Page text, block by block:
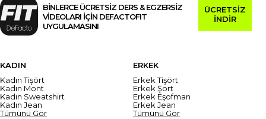
BİNLERCE ÜCRETSİZ DERS & EGZERSİZ
VİDEOLARI İÇİN DEFACTOFIT
UYGULAMASINI
ÜCRETSİZ
İNDİR
KADIN
Kadın Tişört
Kadın Mont
Kadın Sweatshirt
Kadın Jean
Tümünü Gör
ERKEK
Erkek Tişört
Erkek Şort
Erkek Eşofman
Erkek Jean
Tümünü Gör